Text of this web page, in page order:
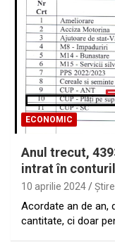
ECONOMIC
Anul trecut,
intrat în
10 aprilie 2024
Acordate an de an,
cantitate, ci doar